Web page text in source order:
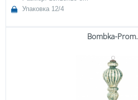
Упаковка 12/4
Bombka-Prom.